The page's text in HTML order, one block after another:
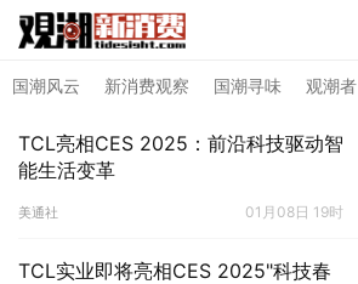
国潮风云 新消费观察 国潮寻味 观潮者
TCL亮相CES 2025：前沿科技驱动智
能生活变革
美通社 01月08日 19时
TCL实业即将亮相CES 2025"科技春